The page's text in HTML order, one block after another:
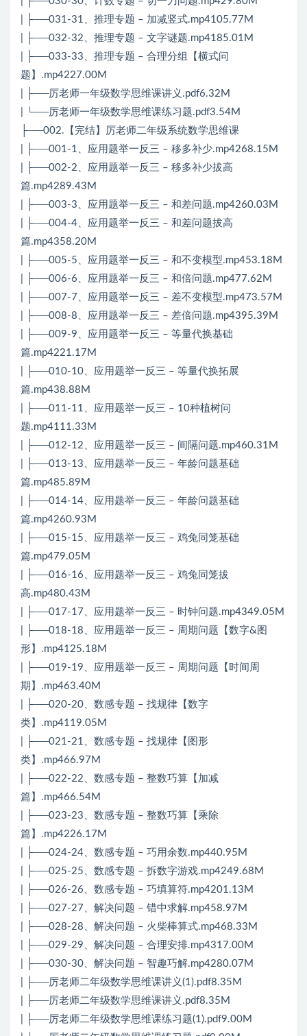
| ├──031-31、推理专题 – 加减竖式.mp4105.77M
| ├──032-32、推理专题 – 文字谜题.mp4185.01M
| ├──033-33、推理专题 – 合理分组【横式问
题】.mp4227.00M
| ├──厉老师一年级数学思维课讲义.pdf6.32M
| └──厉老师一年级数学思维课练习题.pdf3.54M
├──002.【完结】厉老师二年级系统数学思维课
| ├──001-1、应用题举一反三 – 移多补少.mp4268.15M
| ├──002-2、应用题举一反三 – 移多补少拔高
篇.mp4289.43M
| ├──003-3、应用题举一反三 – 和差问题.mp4260.03M
| ├──004-4、应用题举一反三 – 和差问题拔高
篇.mp4358.20M
| ├──005-5、应用题举一反三 – 和不变模型.mp453.18M
| ├──006-6、应用题举一反三 – 和倍问题.mp477.62M
| ├──007-7、应用题举一反三 – 差不变模型.mp473.57M
| ├──008-8、应用题举一反三 – 差倍问题.mp4395.39M
| ├──009-9、应用题举一反三 – 等量代换基础
篇.mp4221.17M
| ├──010-10、应用题举一反三 – 等量代换拓展
篇.mp438.88M
| ├──011-11、应用题举一反三 – 10种植树问
题.mp4111.33M
| ├──012-12、应用题举一反三 – 间隔问题.mp460.31M
| ├──013-13、应用题举一反三 – 年龄问题基础
篇.mp485.89M
| ├──014-14、应用题举一反三 – 年龄问题基础
篇.mp4260.93M
| ├──015-15、应用题举一反三 – 鸡兔同笼基础
篇.mp479.05M
| ├──016-16、应用题举一反三 – 鸡兔同笼拔
高.mp480.43M
| ├──017-17、应用题举一反三 – 时钟问题.mp4349.05M
| ├──018-18、应用题举一反三 – 周期问题【数字&图
形】.mp4125.18M
| ├──019-19、应用题举一反三 – 周期问题【时间周
期】.mp463.40M
| ├──020-20、数感专题 – 找规律【数字
类】.mp4119.05M
| ├──021-21、数感专题 – 找规律【图形
类】.mp466.97M
| ├──022-22、数感专题 – 整数巧算【加减
篇】.mp466.54M
| ├──023-23、数感专题 – 整数巧算【乘除
篇】.mp4226.17M
| ├──024-24、数感专题 – 巧用余数.mp440.95M
| ├──025-25、数感专题 – 拆数字游戏.mp4249.68M
| ├──026-26、数感专题 – 巧填算符.mp4201.13M
| ├──027-27、解决问题 – 错中求解.mp458.97M
| ├──028-28、解决问题 – 火柴棒算式.mp468.33M
| ├──029-29、解决问题 – 合理安排.mp4317.00M
| ├──030-30、解决问题 – 智趣巧解.mp4280.07M
| ├──厉老师二年级数学思维课讲义(1).pdf8.35M
| ├──厉老师二年级数学思维课讲义.pdf8.35M
| ├──厉老师二年级数学思维课练习题(1).pdf9.00M